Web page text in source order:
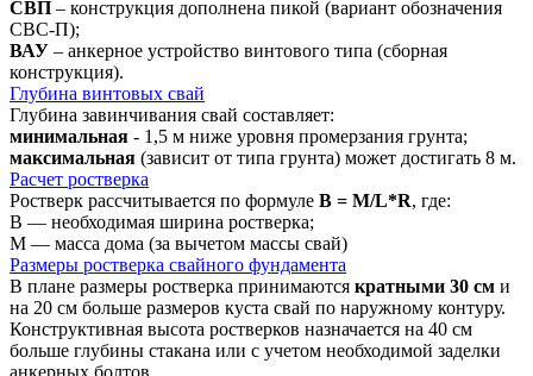
СВП – конструкция дополнена пикой (вариант обозначения
СВС-П);
ВАУ – анкерное устройство винтового типа (сборная
конструкция).
Глубина винтовых свай
Глубина завинчивания свай составляет:
минимальная - 1,5 м ниже уровня промерзания грунта;
максимальная (зависит от типа грунта) может достигать 8 м.
Расчет ростверка
Ростверк рассчитывается по формуле В = М/L*R, где:
B — необходимая ширина ростверка;
М — масса дома (за вычетом массы свай)
Размеры ростверка свайного фундамента
В плане размеры ростверка принимаются кратными 30 см и
на 20 см больше размеров куста свай по наружному контуру.
Конструктивная высота ростверков назначается на 40 см
больше глубины стакана или с учетом необходимой заделки
анкерных болтов.